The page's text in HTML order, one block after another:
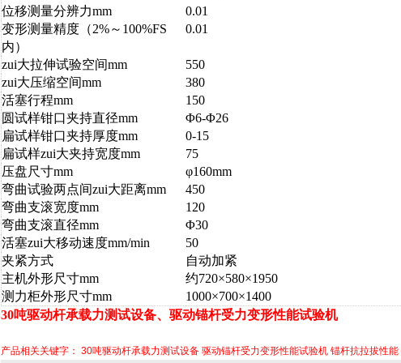
位移测量分辨力mm
0.01
变形测量精度（2%～100%FS
内）
0.01
zui大拉伸试验空间mm
550
zui大压缩空间mm
380
活塞行程mm
150
圆试样钳口夹持直径mm
Φ6-Φ26
扁试样钳口夹持厚度mm
0-15
扁试样zui大夹持宽度mm
75
压盘尺寸mm
φ160mm
弯曲试验两点间zui大距离mm
450
弯曲支滚宽度mm
120
弯曲支滚直径mm
Φ30
活塞zui大移动速度mm/min
50
夹紧方式
自动加紧
主机外形尺寸mm
约720×580×1950
测力柜外形尺寸mm
1000×700×1400
30吨驱动杆承载力测试设备、 驱动锚杆受力变形性能试验机
产品相关关键字： 30吨驱动杆承载力测试设备 驱动锚杆受力变形性能试验机 锚杆抗拉拔性能